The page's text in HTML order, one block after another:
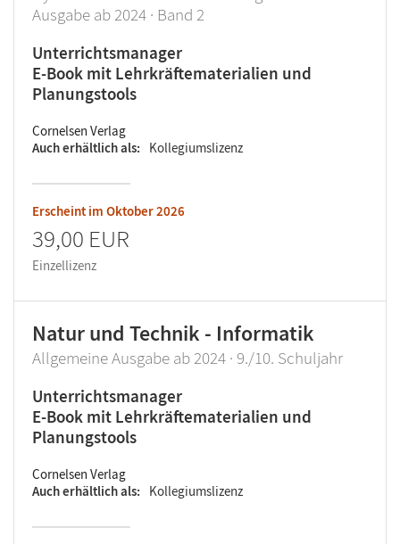
Ausgabe ab 2024 · Band 2
Unterrichtsmanager
E-Book mit Lehrkräftematerialien und
Planungstools
Cornelsen Verlag
Auch erhältlich als
Kollegiumslizenz
Erscheint im Oktober 2026
39,00 EUR
Einzellizenz
Natur und Technik - Informatik
Allgemeine Ausgabe ab 2024 · 9./10. Schuljahr
Unterrichtsmanager
E-Book mit Lehrkräftematerialien und
Planungstools
Cornelsen Verlag
Auch erhältlich als
Kollegiumslizenz